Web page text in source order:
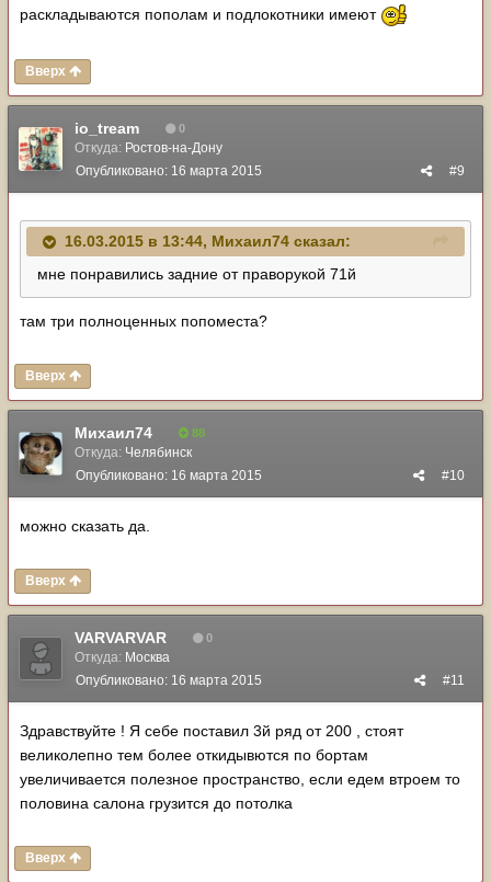
раскладываются пополам и подлокотники имеют
Вверх
io_tream 0
Откуда: Ростов-на-Дону
#9
Опубликовано: 16 марта 2015
16.03.2015 в 13:44, Михаил74 сказал:
мне понравились задние от праворукой 71й
там три полноценных попоместа?
Вверх
Михаил74 88
Откуда: Челябинск
#10
Опубликовано: 16 марта 2015
можно сказать да.
Вверх
VARVARVAR 0
Откуда: Москва
#11
Опубликовано: 16 марта 2015
Здравствуйте ! Я себе поставил 3й ряд от 200 , стоят
великолепно тем более откидывются по бортам
увеличивается полезное пространство, если едем втроем то
половина салона грузится до потолка
Вверх